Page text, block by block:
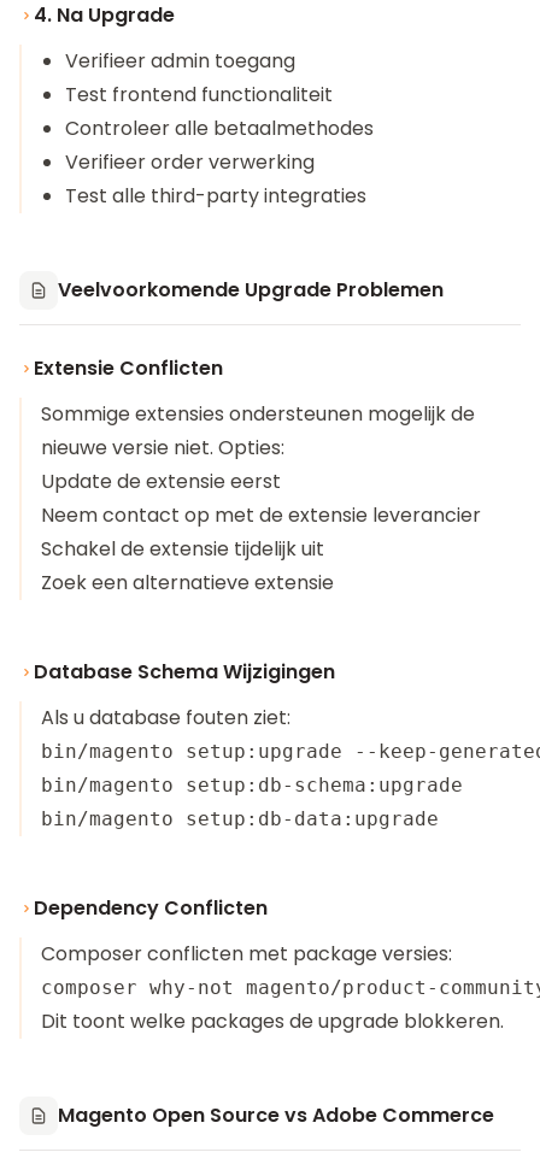
4. Na Upgrade
Verifieer admin toegang
Test frontend functionaliteit
Controleer alle betaalmethodes
Verifieer order verwerking
Test alle third-party integraties
Veelvoorkomende Upgrade Problemen
Extensie Conflicten
Sommige extensies ondersteunen mogelijk de
nieuwe versie niet. Opties:
Update de extensie eerst
Neem contact op met de extensie leverancier
Schakel de extensie tijdelijk uit
Zoek een alternatieve extensie
Database Schema Wijzigingen
Als u database fouten ziet:
bin/magento setup:upgrade --keep-
bin/magento setup:db-schema:upgrade
Dependency Conflicten
Composer conflicten met package versies:
Dit toont welke packages de upgrade blokkeren.
Magento Open Source vs Adobe Commerce